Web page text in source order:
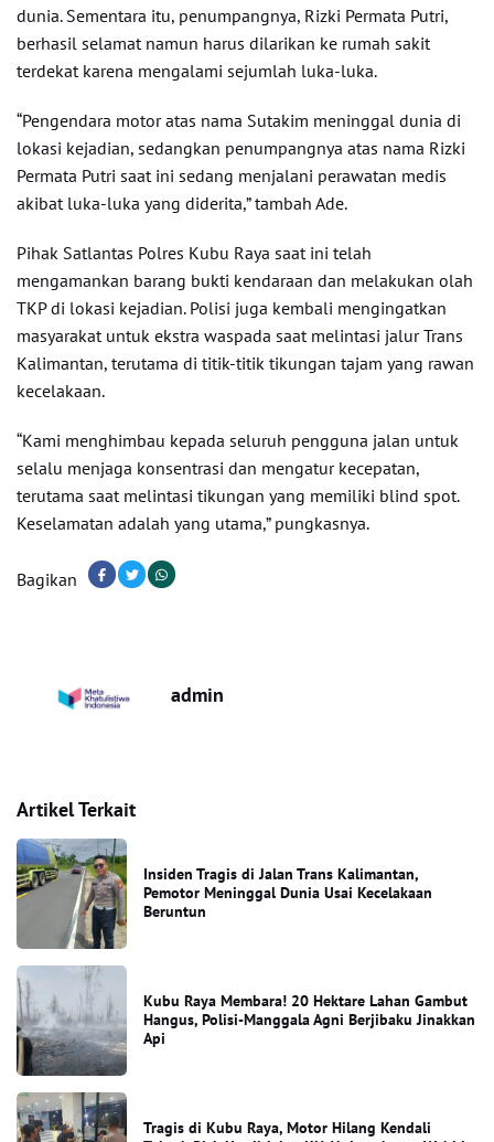
dunia. Sementara itu, penumpangnya, Rizki Permata Putri,
berhasil selamat namun harus dilarikan ke rumah sakit
terdekat karena mengalami sejumlah luka-luka.
“Pengendara motor atas nama Sutakim meninggal dunia di
lokasi kejadian, sedangkan penumpangnya atas nama Rizki
Permata Putri saat ini sedang menjalani perawatan medis
akibat luka-luka yang diderita,” tambah Ade.
Pihak Satlantas Polres Kubu Raya saat ini telah
mengamankan barang bukti kendaraan dan melakukan olah
TKP di lokasi kejadian. Polisi juga kembali mengingatkan
masyarakat untuk ekstra waspada saat melintasi jalur Trans
Kalimantan, terutama di titik-titik tikungan tajam yang rawan
kecelakaan.
“Kami menghimbau kepada seluruh pengguna jalan untuk
selalu menjaga konsentrasi dan mengatur kecepatan,
terutama saat melintasi tikungan yang memiliki blind spot.
Keselamatan adalah yang utama,” pungkasnya.
Bagikan
admin
Artikel Terkait
Insiden Tragis di Jalan Trans Kalimantan,
Pemotor Meninggal Dunia Usai Kecelakaan
Beruntun
Kubu Raya Membara! 20 Hektare Lahan Gambut
Hangus, Polisi-Manggala Agni Berjibaku Jinakkan
Api
Tragis di Kubu Raya, Motor Hilang Kendali